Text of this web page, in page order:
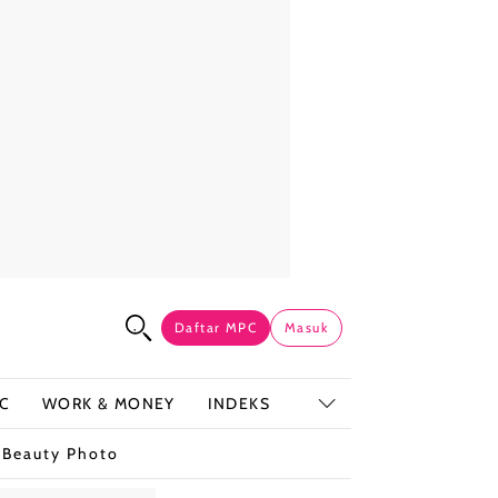
Daftar MPC Masuk
WORK & MONEY INDEKS
Beauty Photo